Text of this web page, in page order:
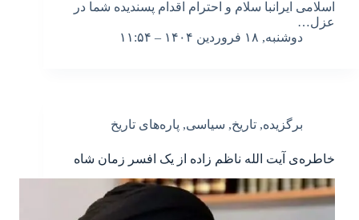
اسلامی ایرانبا سلام و احترام اقدام پسندیده شما در
عزل…
دوشنبه, ۱۸ فروردین ۱۴۰۴ – ۱۱:۵۴
برگزیده, تاریخ, سیاسی, پاره‌های تاریخ
خاطره‌ی آیت الله ناظم زاده از یک افسر زمان شاه